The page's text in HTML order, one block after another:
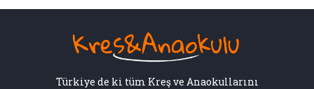
Türkiye de ki tüm Kreş ve Anaokullarını